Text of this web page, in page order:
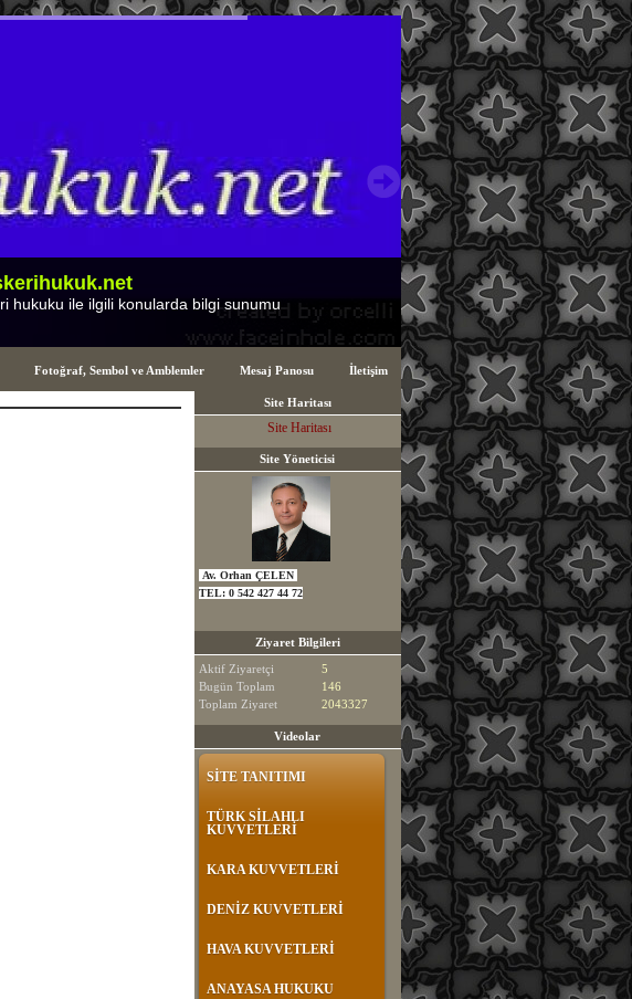
Fotoğraf, Sembol ve Amblemler Mesaj Panosu İletişim
Site Haritası
Site Haritası
Site Yöneticisi
Av. Orhan ÇELEN
TEL: 0 542 427 44 72
Ziyaret Bilgileri
Aktif Ziyaretçi
5
Bugün Toplam
146
Toplam Ziyaret
2043327
Videolar
SİTE TANITIMI
TÜRK SİLAHLI
KUVVETLERİ
KARA KUVVETLERİ
DENİZ KUVVETLERİ
HAVA KUVVETLERİ
ANAYASA HUKUKU